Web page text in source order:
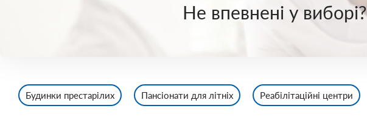
Не впевнені у виборі?
Будинки престарілих Пансіонати для літніх Реабілітаційні центри